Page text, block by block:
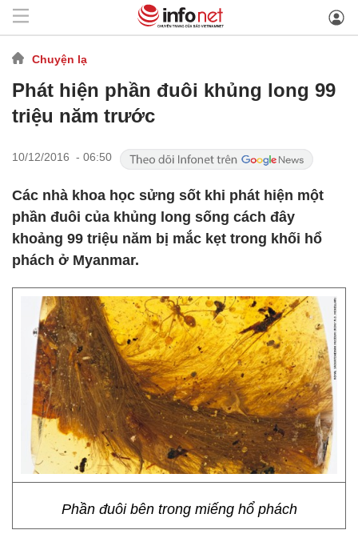
Chuyện lạ
Phát hiện phần đuôi khủng long 99
triệu năm trước
10/12/2016 - 06:50
Các nhà khoa học sửng sốt khi phát hiện một
phần đuôi của khủng long sống cách đây
khoảng 99 triệu năm bị mắc kẹt trong khối hổ
phách ở Myanmar.
Phần đuôi bên trong miếng hổ phách